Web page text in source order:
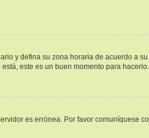
y defina su zona horaria de acuerdo a
este es un buen momento para hacerlo.
es errónea. Por favor comuníquese